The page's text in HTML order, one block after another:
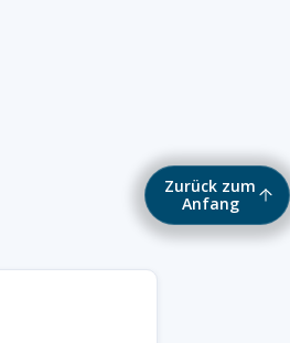
Zurück zum
Anfang